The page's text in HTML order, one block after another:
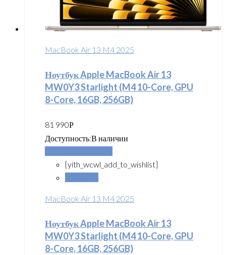
MacBook Air 13 M4 2025
Ноутбук Apple MacBook Air 13
MW0Y3 Starlight (M4 10-Core, GPU
8-Core, 16GB, 256GB)
81 990Р
Доступность:В наличии
[yith_wcwl_add_to_wishlist]
MacBook Air 13 M4 2025
Ноутбук Apple MacBook Air 13
MW0Y3 Starlight (M4 10-Core, GPU
8-Core, 16GB, 256GB)